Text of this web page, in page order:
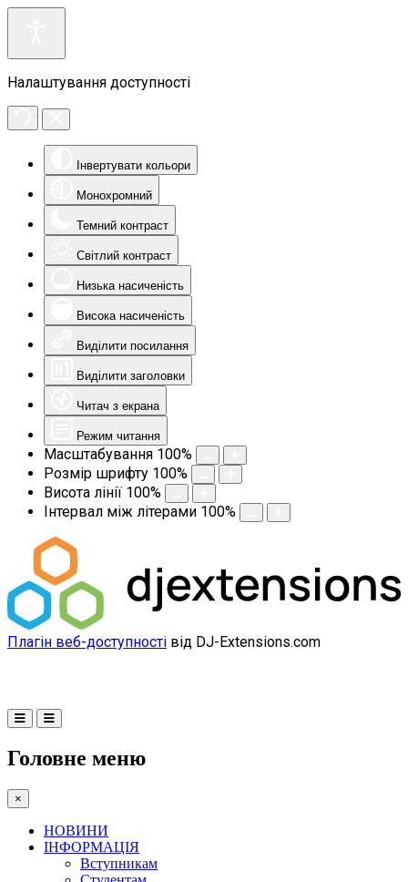
Налаштування доступності
Інвертувати кольори
Монохромний
Темний контраст
Світлий контраст
Низька насиченість
Висока насиченість
Виділити посилання
Виділити заголовки
Читач з екрана
Режим читання
Масштабування 100%
Розмір шрифту 100%
Висота лінії 100%
Інтервал між літерами 100%
Плагін веб-доступності від DJ-Extensions.com
Головне меню
×
НОВИНИ
ІНФОРМАЦІЯ
Вступникам